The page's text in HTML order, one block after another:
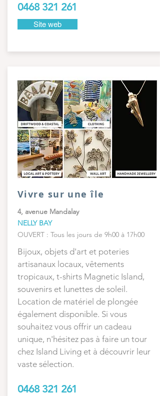
0468 321 261
Site web
Vivre sur une île
4, avenue Mandalay
NELLY BAY
OUVERT : Tous les jours de 9h00 à 17h00
Bijoux, objets d'art et poteries
artisanaux locaux, vêtements
tropicaux, t-shirts Magnetic Island,
souvenirs et lunettes de soleil.
Location de matériel de plongée
également disponible. Si vous
souhaitez vous offrir un cadeau
unique, n'hésitez pas à faire un tour
chez Island Living et à découvrir leur
vaste sélection.
0468 321 261